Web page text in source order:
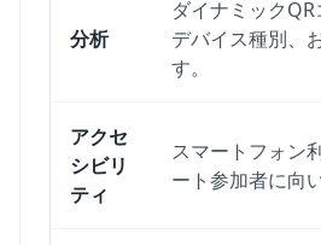
分析
ダイナミック
デバイス種別、
す。
アクセ
シビリ
ティ
スマートフォン
ート参加者に向